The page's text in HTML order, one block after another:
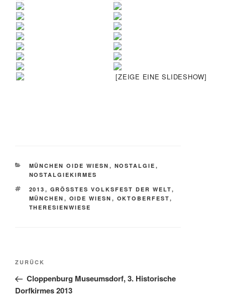
[ZEIGE EINE SLIDESHOW]
KATEGORIEN
MÜNCHEN OIDE WIESN , NOSTALGIE ,
NOSTALGIEKIRMES
SCHLAGWÖRTER
2013 , GRÖSSTES VOLKSFEST DER WELT ,
MÜNCHEN , OIDE WIESN , OKTOBERFEST,
THERESIENWIESE
Beitragsnavigation
Vorheriger
Beitrag
ZURÜCK
Cloppenburg Museumsdorf, 3. Historische
Dorfkirmes 2013